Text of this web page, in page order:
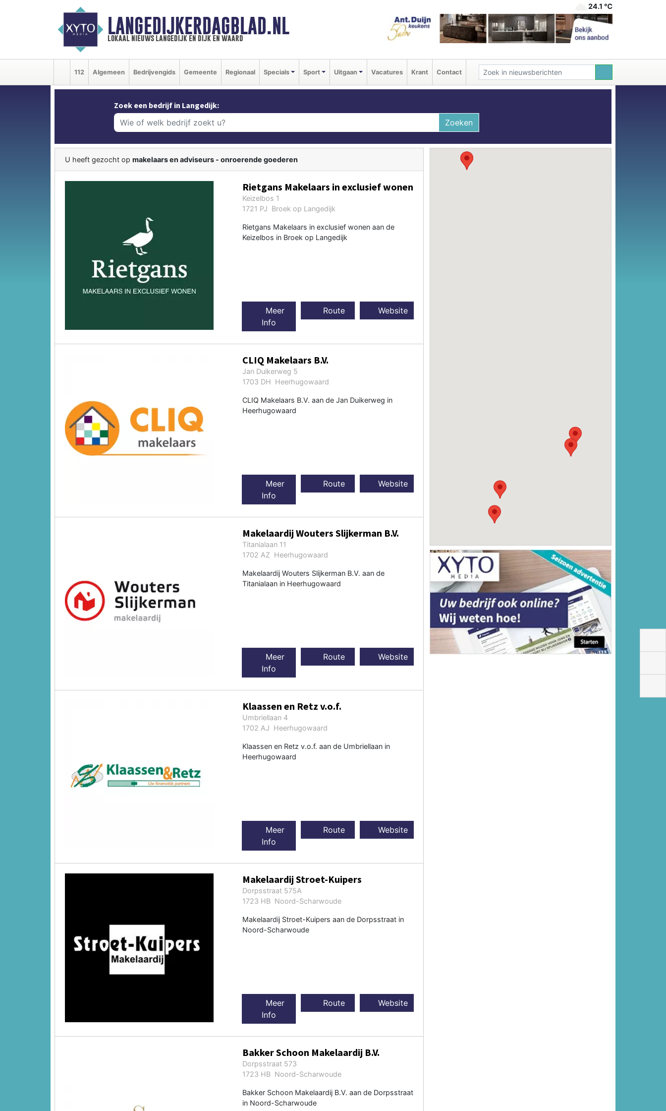
LANGEDIJKERDAGBLAD.NL
lokaal nieuws langedijk en dijk en waard
24.1 ℃
112 Algemeen Bedrijvengids Gemeente Regionaal Specials Sport Uitgaan Vacatures Krant Contact
Zoek een bedrijf in Langedijk:
Zoeken
U heeft gezocht op makelaars en adviseurs - onroerende goederen
Rietgans Makelaars in exclusief wonen
Keizelbos 1
1721 PJ Broek op Langedijk
Rietgans Makelaars in exclusief wonen aan de
Keizelbos in Broek op Langedijk
Meer
Info
Route Website
CLIQ Makelaars B.V.
Jan Duikerweg 5
1703 DH Heerhugowaard
CLIQ Makelaars B.V. aan de Jan Duikerweg in
Heerhugowaard
Meer
Info
Route Website
Makelaardij Wouters Slijkerman B.V.
Titanialaan 11
1702 AZ Heerhugowaard
Makelaardij Wouters Slijkerman B.V. aan de
Titanialaan in Heerhugowaard
Meer
Info
Route Website
Klaassen en Retz v.o.f.
Umbriellaan 4
1702 AJ Heerhugowaard
Klaassen en Retz v.o.f. aan de Umbriellaan in
Heerhugowaard
Meer
Info
Route Website
Makelaardij Stroet-Kuipers
Dorpsstraat 575A
1723 HB Noord-Scharwoude
Makelaardij Stroet-Kuipers aan de Dorpsstraat in
Noord-Scharwoude
Meer
Info
Route Website
Bakker Schoon Makelaardij B.V.
Dorpsstraat 573
1723 HB Noord-Scharwoude
Bakker Schoon Makelaardij B.V. aan de Dorpsstraat
in Noord-Scharwoude